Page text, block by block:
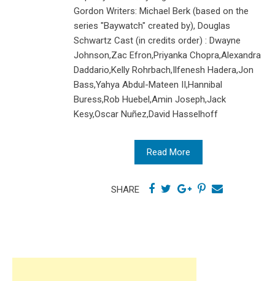
Gordon Writers: Michael Berk (based on the
series "Baywatch" created by), Douglas
Schwartz Cast (in credits order) : Dwayne
Johnson,Zac Efron,Priyanka Chopra,Alexandra
Daddario,Kelly Rohrbach,Ilfenesh Hadera,Jon
Bass,Yahya Abdul-Mateen II,Hannibal
Buress,Rob Huebel,Amin Joseph,Jack
Kesy,Oscar Nuñez,David Hasselhoff
Read More
SHARE